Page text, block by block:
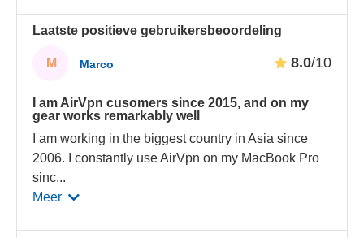
Laatste positieve gebruikersbeoordeling
M Marco 8.0/10
I am AirVpn cusomers since 2015, and on my
gear works remarkably well
I am working in the biggest country in Asia since
2006. I constantly use AirVpn on my MacBook Pro
sinc...
Meer